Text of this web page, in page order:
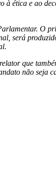
à ética e ao
O
será
que
não seja